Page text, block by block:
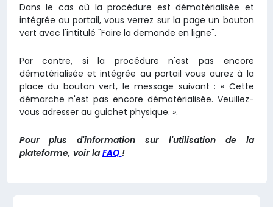
Dans le cas où la procédure est dématérialisée et
intégrée au portail, vous verrez sur la page un bouton
vert avec l'intitulé "Faire la demande en ligne".
Par contre, si la procédure n'est pas encore
dématérialisée et intégrée au portail vous aurez à la
place du bouton vert, le message suivant : « Cette
démarche n'est pas encore dématérialisée. Veuillez-
vous adresser au guichet physique. ».
Pour plus d'information sur l'utilisation de la
plateforme, voir la FAQ !